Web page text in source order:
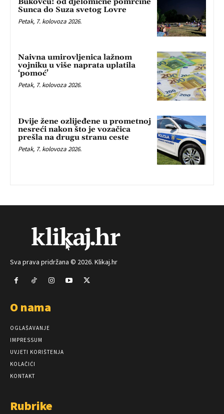
Sunca do Suza svetog Lovre
Petak, 7. kolovoza 2026.
Naivna umirovljenica lažnom
vojniku u više naprata uplatila
‘pomoć’
Petak, 7. kolovoza 2026.
Dvije žene ozlijeđene u prometnoj
nesreći nakon što je vozačica
prešla na drugu stranu ceste
Petak, 7. kolovoza 2026.
Sva prava pridržana © 2026. Klikaj.hr
O nama
OGLAŠAVANJE
IMPRESSUM
UVJETI KORIŠTENJA
KOLAČIĆI
KONTAKT
Rubrike